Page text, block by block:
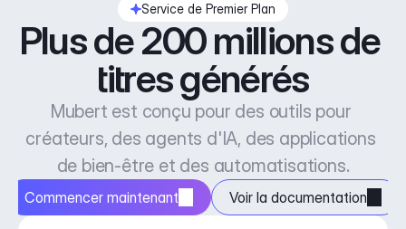
Service de Premier Plan
Plus de 200 millions de
titres générés
Mubert est conçu pour des outils pour
créateurs, des agents d'IA, des applications
de bien-être et des automatisations.
Commencer maintenant Voir la documentation